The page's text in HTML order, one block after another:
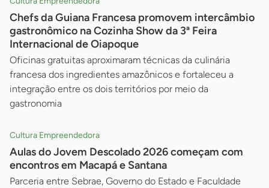
Chefs da Guiana Francesa promovem intercâmbio
gastronômico na Cozinha Show da 3ª Feira
Internacional de Oiapoque
Oficinas gratuitas aproximaram técnicas da culinária
francesa dos ingredientes amazônicos e fortaleceu a
integração entre os dois territórios por meio da
gastronomia
Cultura Empreendedora
Aulas do Jovem Descolado 2026 começam com
encontros em Macapá e Santana
Parceria entre Sebrae, Governo do Estado e Faculdade